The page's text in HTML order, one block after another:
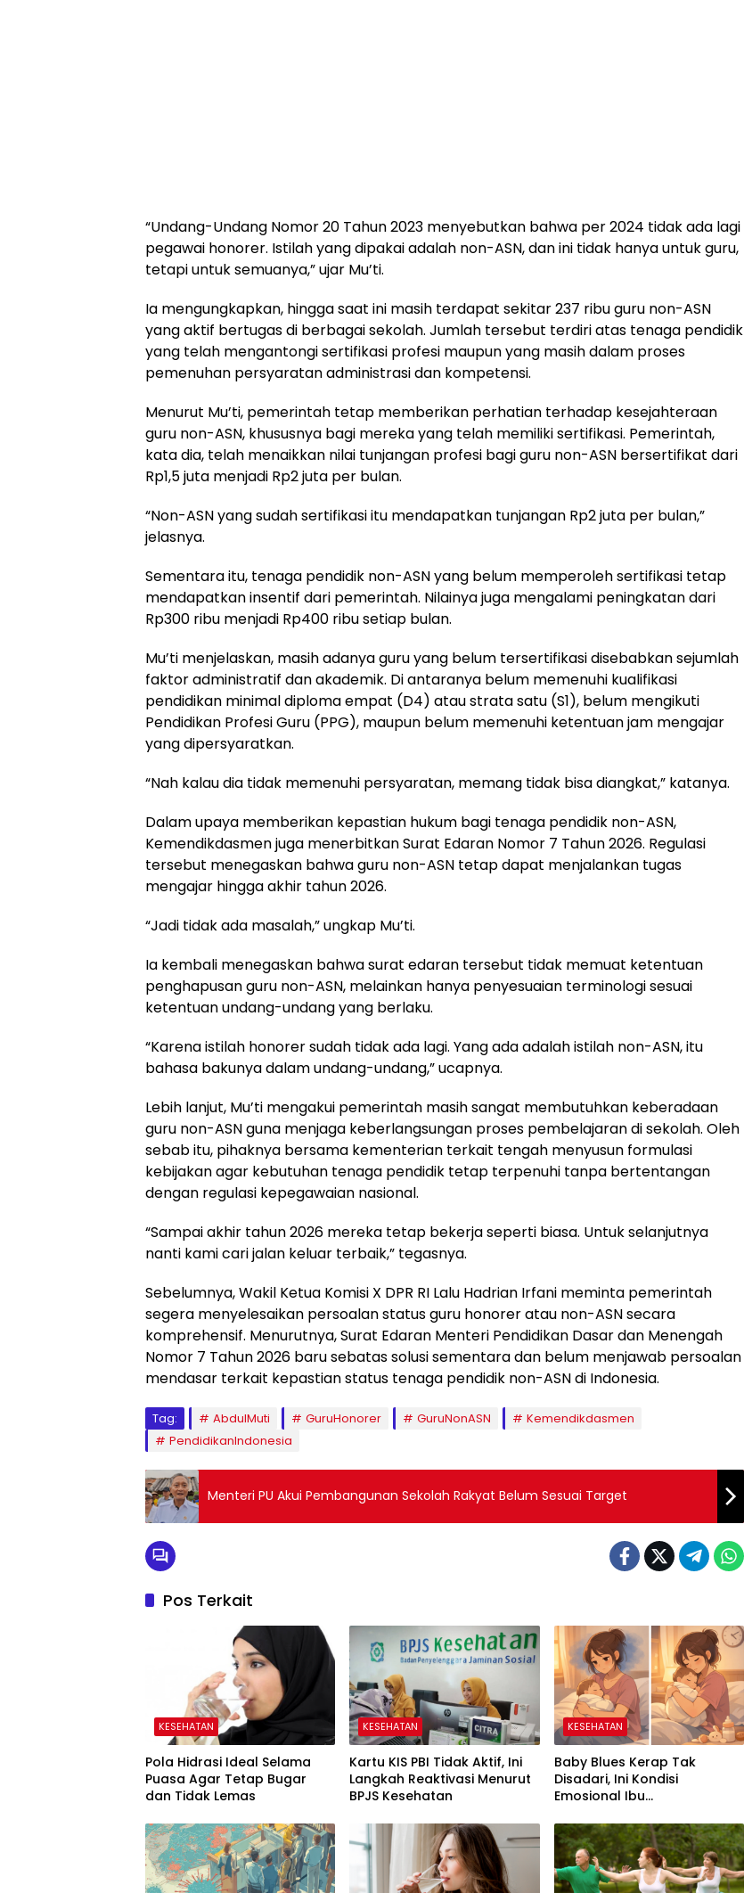
“Undang-Undang Nomor 20 Tahun 2023 menyebutkan bahwa per 2024 tidak ada lagi
pegawai honorer. Istilah yang dipakai adalah non-ASN, dan ini tidak hanya untuk guru,
tetapi untuk semuanya,” ujar Mu’ti.
Ia mengungkapkan, hingga saat ini masih terdapat sekitar 237 ribu guru non-ASN
yang aktif bertugas di berbagai sekolah. Jumlah tersebut terdiri atas tenaga pendidik
yang telah mengantongi sertifikasi profesi maupun yang masih dalam proses
pemenuhan persyaratan administrasi dan kompetensi.
Menurut Mu’ti, pemerintah tetap memberikan perhatian terhadap kesejahteraan
guru non-ASN, khususnya bagi mereka yang telah memiliki sertifikasi. Pemerintah,
kata dia, telah menaikkan nilai tunjangan profesi bagi guru non-ASN bersertifikat dari
Rp1,5 juta menjadi Rp2 juta per bulan.
“Non-ASN yang sudah sertifikasi itu mendapatkan tunjangan Rp2 juta per bulan,”
jelasnya.
Sementara itu, tenaga pendidik non-ASN yang belum memperoleh sertifikasi tetap
mendapatkan insentif dari pemerintah. Nilainya juga mengalami peningkatan dari
Rp300 ribu menjadi Rp400 ribu setiap bulan.
Mu’ti menjelaskan, masih adanya guru yang belum tersertifikasi disebabkan sejumlah
faktor administratif dan akademik. Di antaranya belum memenuhi kualifikasi
pendidikan minimal diploma empat (D4) atau strata satu (S1), belum mengikuti
Pendidikan Profesi Guru (PPG), maupun belum memenuhi ketentuan jam mengajar
yang dipersyaratkan.
“Nah kalau dia tidak memenuhi persyaratan, memang tidak bisa diangkat,” katanya.
Dalam upaya memberikan kepastian hukum bagi tenaga pendidik non-ASN,
Kemendikdasmen juga menerbitkan Surat Edaran Nomor 7 Tahun 2026. Regulasi
tersebut menegaskan bahwa guru non-ASN tetap dapat menjalankan tugas
mengajar hingga akhir tahun 2026.
“Jadi tidak ada masalah,” ungkap Mu’ti.
Ia kembali menegaskan bahwa surat edaran tersebut tidak memuat ketentuan
penghapusan guru non-ASN, melainkan hanya penyesuaian terminologi sesuai
ketentuan undang-undang yang berlaku.
“Karena istilah honorer sudah tidak ada lagi. Yang ada adalah istilah non-ASN, itu
bahasa bakunya dalam undang-undang,” ucapnya.
Lebih lanjut, Mu’ti mengakui pemerintah masih sangat membutuhkan keberadaan
guru non-ASN guna menjaga keberlangsungan proses pembelajaran di sekolah. Oleh
sebab itu, pihaknya bersama kementerian terkait tengah menyusun formulasi
kebijakan agar kebutuhan tenaga pendidik tetap terpenuhi tanpa bertentangan
dengan regulasi kepegawaian nasional.
“Sampai akhir tahun 2026 mereka tetap bekerja seperti biasa. Untuk selanjutnya
nanti kami cari jalan keluar terbaik,” tegasnya.
Sebelumnya, Wakil Ketua Komisi X DPR RI Lalu Hadrian Irfani meminta pemerintah
segera menyelesaikan persoalan status guru honorer atau non-ASN secara
komprehensif. Menurutnya, Surat Edaran Menteri Pendidikan Dasar dan Menengah
Nomor 7 Tahun 2026 baru sebatas solusi sementara dan belum menjawab persoalan
mendasar terkait kepastian status tenaga pendidik non-ASN di Indonesia.
Tag: AbdulMuti GuruHonorer GuruNonASN
Kemendikdasmen
PendidikanIndonesia
Menteri PU Akui Pembangunan Sekolah Rakyat Belum Sesuai Target
Pos Terkait
KESEHATAN
Pola Hidrasi Ideal Selama
Puasa Agar Tetap Bugar
dan Tidak Lemas
KESEHATAN
Kartu KIS PBI Tidak Aktif, Ini
Langkah Reaktivasi Menurut
BPJS Kesehatan
KESEHATAN
Baby Blues Kerap Tak
Disadari, Ini Kondisi
Emosional Ibu